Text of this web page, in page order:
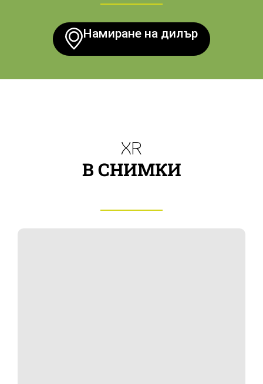
Намиране на дилър
XR
В СНИМКИ